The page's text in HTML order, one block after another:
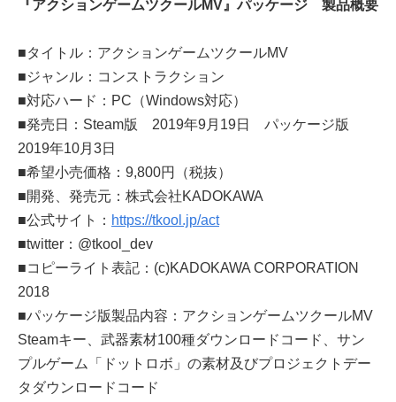
『アクションゲームツクールMV』パッケージ 製品概要
■タイトル：アクションゲームツクールMV
■ジャンル：コンストラクション
■対応ハード：PC（Windows対応）
■発売日：Steam版 2019年9月19日 パッケージ版
2019年10月3日
■希望小売価格：9,800円（税抜）
■開発、発売元：株式会社KADOKAWA
■公式サイト： https://tkool.jp/act
■twitter：@tkool_dev
■コピーライト表記：(c)KADOKAWA CORPORATION
2018
■パッケージ版製品内容：アクションゲームツクールMV
Steamキー、武器素材100種ダウンロードコード、サン
プルゲーム「ドットロボ」の素材及びプロジェクトデー
タダウンロードコード